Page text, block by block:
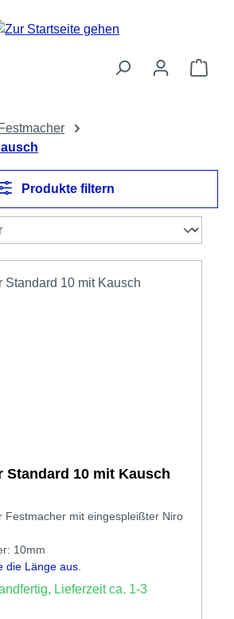
Festmacher
Produkte filtern
Standard 10 mit Kausch
Festmacher mit eingespleißter Niro
10mm
die Länge aus.
Lieferzeit ca. 1-3